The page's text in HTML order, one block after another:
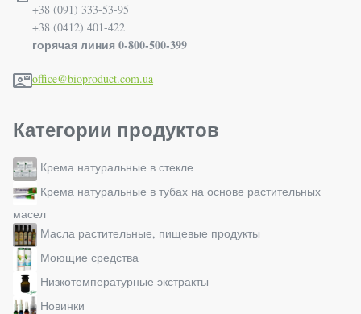
+38 (091) 333-53-95
+38 (0412) 401-422
горячая линия 0-800-500-399
office@bioproduct.com.ua
Категории продуктов
Крема натуральные в стекле
Крема натуральные в тубах на основе растительных
масел
Масла растительные, пищевые продукты
Моющие средства
Низкотемпературные экстракты
Новинки